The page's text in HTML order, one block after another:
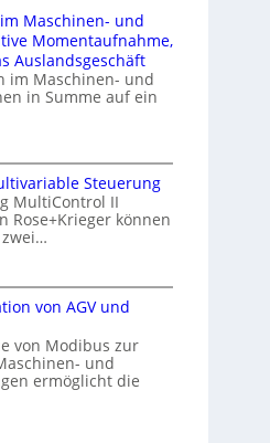
Maschinen- und
Momentaufnahme,
Auslandsgeschäft
im Maschinen- und
in Summe auf ein
Steuerung
MultiControl II
Rose+Krieger können
von AGV und
von Modibus zur
und
ermöglicht die